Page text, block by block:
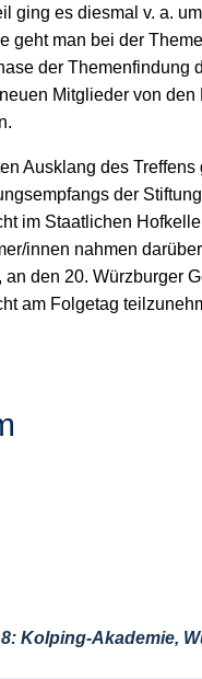
ging es diesmal v. a.
geht man bei der
der Themenfindung
Mitglieder von den
Ausklang des Treffens
der Stiftung
im Staatlichen
innen nahmen
an den 20. Würzburger
am Folgetag
Kolping-Akademie,